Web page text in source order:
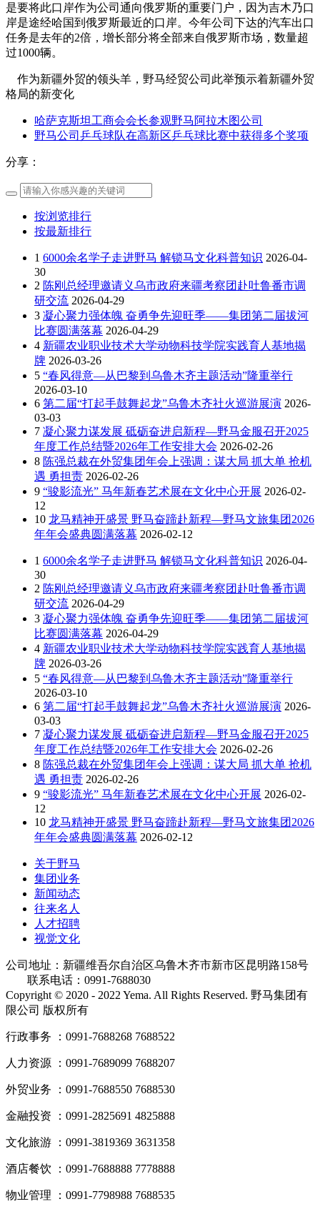
是要将此口岸作为公司通向俄罗斯的重要门户，因为吉木乃口
岸是途经哈国到俄罗斯最近的口岸。今年公司下达的汽车出口
任务是去年的2倍，增长部分将全部来自俄罗斯市场，数量超
过1000辆。
作为新疆外贸的领头羊，野马经贸公司此举预示着新疆外贸
格局的新变化
哈萨克斯坦工商会会长参观野马阿拉木图公司
野马公司乒乓球队在高新区乒乓球比赛中获得多个奖项
分享：
按浏览排行
按最新排行
1 6000余名学子走进野马 解锁马文化科普知识 2026-04-
30
2 陈刚总经理邀请义乌市政府来疆考察团赴吐鲁番市调
研交流 2026-04-29
3 凝心聚力强体魄 奋勇争先迎旺季——集团第二届拔河
比赛圆满落幕 2026-04-29
4 新疆农业职业技术大学动物科技学院实践育人基地揭
牌 2026-03-26
5 “春风得意—从巴黎到乌鲁木齐主题活动”隆重举行
2026-03-10
6 第二届“打起手鼓舞起龙”乌鲁木齐社火巡游展演 2026-
03-03
7 凝心聚力谋发展 砥砺奋进启新程—野马金服召开2025
年度工作总结暨2026年工作安排大会 2026-02-26
8 陈强总裁在外贸集团年会上强调：谋大局 抓大单 抢机
遇 勇担责 2026-02-26
9 “骏影流光” 马年新春艺术展在文化中心开展 2026-02-
12
10 龙马精神开盛景 野马奋蹄赴新程—野马文旅集团2026
年年会盛典圆满落幕 2026-02-12
1 6000余名学子走进野马 解锁马文化科普知识 2026-04-
30
2 陈刚总经理邀请义乌市政府来疆考察团赴吐鲁番市调
研交流 2026-04-29
3 凝心聚力强体魄 奋勇争先迎旺季——集团第二届拔河
比赛圆满落幕 2026-04-29
4 新疆农业职业技术大学动物科技学院实践育人基地揭
牌 2026-03-26
5 “春风得意—从巴黎到乌鲁木齐主题活动”隆重举行
2026-03-10
6 第二届“打起手鼓舞起龙”乌鲁木齐社火巡游展演 2026-
03-03
7 凝心聚力谋发展 砥砺奋进启新程—野马金服召开2025
年度工作总结暨2026年工作安排大会 2026-02-26
8 陈强总裁在外贸集团年会上强调：谋大局 抓大单 抢机
遇 勇担责 2026-02-26
9 “骏影流光” 马年新春艺术展在文化中心开展 2026-02-
12
10 龙马精神开盛景 野马奋蹄赴新程—野马文旅集团2026
年年会盛典圆满落幕 2026-02-12
关于野马
集团业务
新闻动态
往来名人
人才招聘
视觉文化
公司地址：新疆维吾尔自治区乌鲁木齐市新市区昆明路158号
联系电话：0991-7688030
Copyright © 2020 - 2022 Yema. All Rights Reserved. 野马集团有
限公司 版权所有
行政事务 ：0991-7688268 7688522
人力资源 ：0991-7689099 7688207
外贸业务 ：0991-7688550 7688530
金融投资 ：0991-2825691 4825888
文化旅游 ：0991-3819369 3631358
酒店餐饮 ：0991-7688888 7778888
物业管理 ：0991-7798988 7688535